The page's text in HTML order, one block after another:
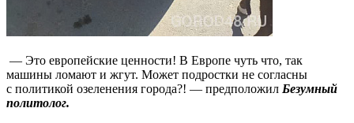
— Это европейские ценности! В Европе чуть что, так
машины ломают и жгут. Может подростки не согласны
с политикой озеленения города?! — предположил Безумный
политолог.